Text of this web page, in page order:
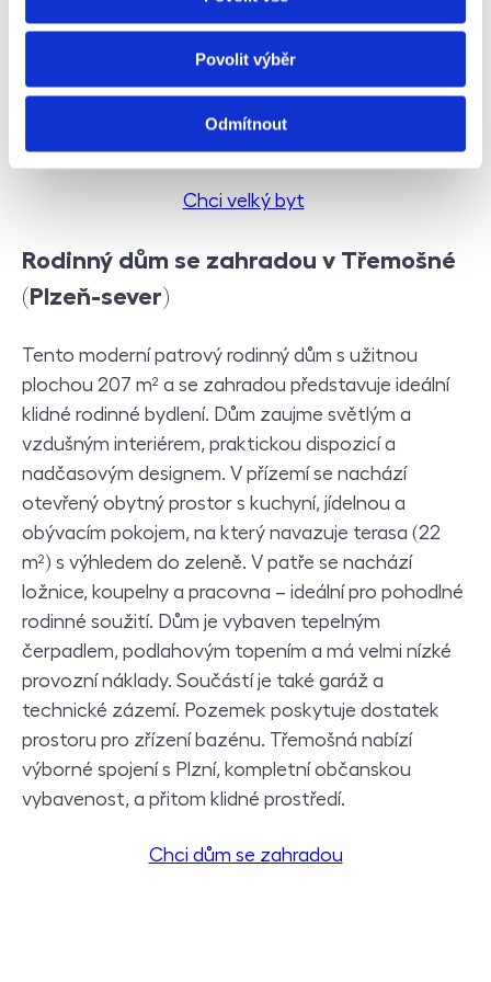
Povolit výběr
Odmítnout
společná zahrada včetně zahradního nábytku.
Průhonice nabízejí vše, co si náročný klient může
přát – občanskou vybavenost, klid, výbornou
dostupnost do Prahy a okouzlující přírodu v okolí
Průhonického parku a zámku.
Chci velký byt
Rodinný dům se zahradou v Třemošné
(Plzeň-sever)
Tento moderní patrový rodinný dům s užitnou
plochou 207 m² a se zahradou představuje ideální
klidné rodinné bydlení. Dům zaujme světlým a
vzdušným interiérem, praktickou dispozicí a
nadčasovým designem. V přízemí se nachází
otevřený obytný prostor s kuchyní, jídelnou a
obývacím pokojem, na který navazuje terasa (22
m²) s výhledem do zeleně. V patře se nachází
ložnice, koupelny a pracovna – ideální pro pohodlné
rodinné soužití. Dům je vybaven tepelným
čerpadlem, podlahovým topením a má velmi nízké
provozní náklady. Součástí je také garáž a
technické zázemí. Pozemek poskytuje dostatek
prostoru pro zřízení bazénu. Třemošná nabízí
výborné spojení s Plzní, kompletní občanskou
vybavenost, a přitom klidné prostředí.
Chci dům se zahradou